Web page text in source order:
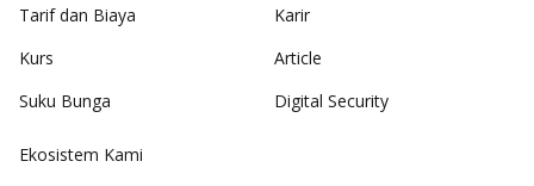
Tarif dan Biaya
Kurs
Suku Bunga
Karir
Article
Digital Security
Ekosistem Kami